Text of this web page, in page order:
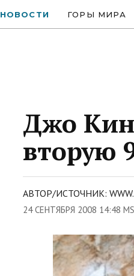
НОВОСТИ ГОРЫ МИРА
Джо
вторую
АВТОР/ИСТОЧНИК:
24 СЕНТЯБРЯ 2008 14:48